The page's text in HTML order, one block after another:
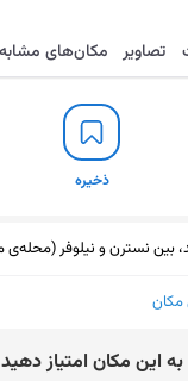
ذخیره ارسال تصاویر مکان‌های مشابه
ذخیره
بین نسترن و نیلوفر
مکان
ﺑﻪ اﯾﻦ ﻣﮑﺎن اﻣﺘﯿﺎز دﻫﯿﺪ